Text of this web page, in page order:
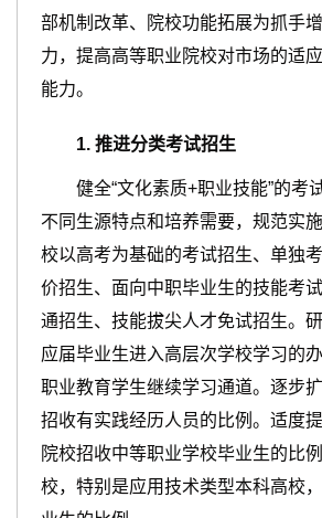
部机制改革、院校功能拓展为抓手
力，提高高等职业院校对市场的适
能力。
1. 推进分类考试招生
健全“文化素质+职业技能”的考
不同生源特点和培养需要，规范实
校以高考为基础的考试招生、单独
价招生、面向中职毕业生的技能考
通招生、技能拔尖人才免试招生。
应届毕业生进入高层次学校学习的
职业教育学生继续学习通道。逐步
招收有实践经历人员的比例。适度
院校招收中等职业学校毕业生的比
校，特别是应用技术类型本科高校